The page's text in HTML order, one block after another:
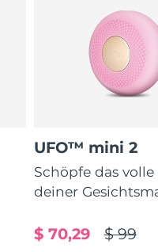
UFO™ mini 2
Schöpfe das
deiner
$ 99
$ 70,29